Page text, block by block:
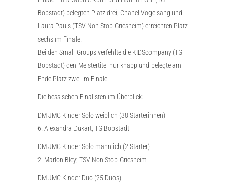
Bobstadt) belegten Platz drei, Chanel Vogelsang und
Laura Pauls (TSV Non Stop Griesheim) erreichten Platz
sechs im Finale.
Bei den Small Groups verfehlte die KIDScompany (TG
Bobstadt) den Meistertitel nur knapp und belegte am
Ende Platz zwei im Finale.
Die hessischen Finalisten im Überblick:
DM JMC Kinder Solo weiblich (38 Starterinnen)
6. Alexandra Dukart, TG Bobstadt
DM JMC Kinder Solo männlich (2 Starter)
2. Marlon Bley, TSV Non Stop-Griesheim
DM JMC Kinder Duo (25 Duos)